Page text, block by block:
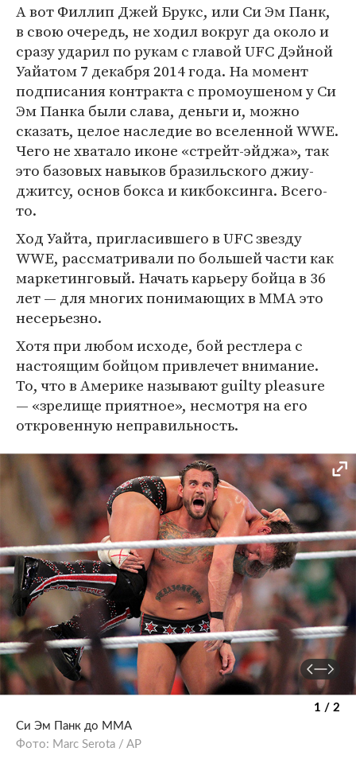
А вот Филлип Джей Брукс, или Си Эм Панк,
в свою очередь, не ходил вокруг да около и
сразу ударил по рукам с главой UFC Дэйной
Уайатом 7 декабря 2014 года. На момент
подписания контракта с промоушеном у Си
Эм Панка были слава, деньги и, можно
сказать, целое наследие во вселенной WWE.
Чего не хватало иконе «стрейт-эйджа», так
это базовых навыков бразильского джиу-
джитсу, основ бокса и кикбоксинга. Всего-
то.
Ход Уайта, пригласившего в UFC звезду
WWE, рассматривали по большей части как
маркетинговый. Начать карьеру бойца в 36
лет — для многих понимающих в MMA это
несерьезно.
Хотя при любом исходе, бой рестлера с
настоящим бойцом привлечет внимание.
То, что в Америке называют guilty pleasure
— «зрелище приятное», несмотря на его
откровенную неправильность.
1 / 2
Си Эм Панк до MMA
Фото: Marc Serota / AP